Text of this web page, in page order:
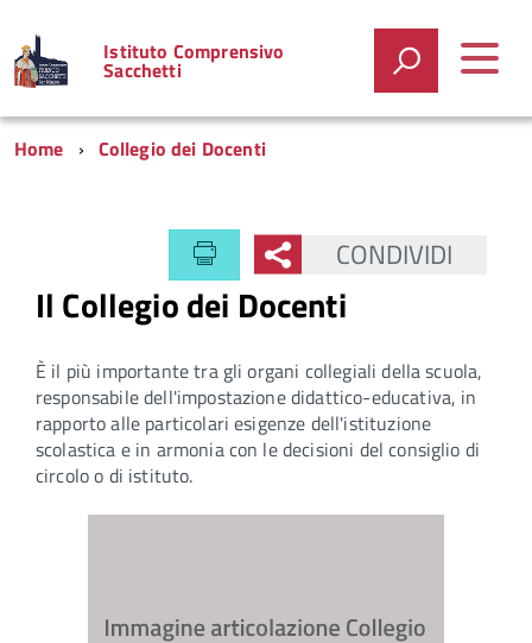
Istituto Comprensivo
Sacchetti
Home Collegio dei Docenti
CONDIVIDI
Il Collegio dei Docenti
È il più importante tra gli organi collegiali della scuola,
responsabile dell'impostazione didattico-educativa, in
rapporto alle particolari esigenze dell'istituzione
scolastica e in armonia con le decisioni del consiglio di
circolo o di istituto.